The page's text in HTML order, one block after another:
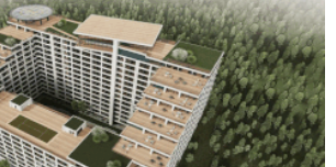
8-08-2026
մեկում. Բրիտանացի ֆերմերները
են արևային վահանակները
դաշտում, և դա աշխատում է
8-08-2026